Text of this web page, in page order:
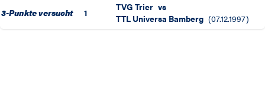
3-Punkte versucht 1 TVG Trier vs
TTL Universa Bamberg (07.12.1997)